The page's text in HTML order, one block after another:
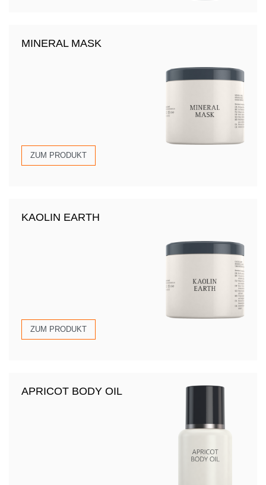
MINERAL MASK
ZUM PRODUKT
KAOLIN EARTH
ZUM PRODUKT
APRICOT BODY OIL